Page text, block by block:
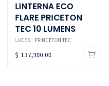
LINTERNA ECO
FLARE PRICETON
TEC 10 LUMENS
LUCES PRINCETON TEC
$ 137,900.00